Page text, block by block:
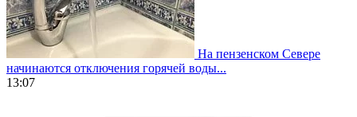
На пензенском Севере
начинаются отключения горячей воды...
13:07